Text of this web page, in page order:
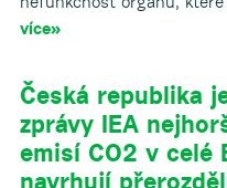
více»
Česká republika
zprávy IEA
emisí CO2 v celé
navrhují